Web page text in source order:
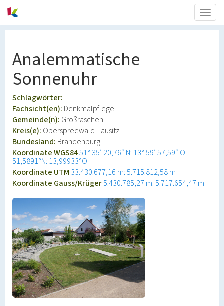
Analemmatische
Sonnenuhr
Schlagwörter:
Fachsicht(en): Denkmalpflege
Gemeinde(n): Großräschen
Kreis(e): Oberspreewald-Lausitz
Bundesland: Brandenburg
Koordinate WGS8451° 35′ 20,76″ N: 13° 59′ 57,59″ O
51,5891°N: 13,99933°O
Koordinate UTM 33.430.677,16 m: 5.715.812,58 m
Koordinate Gauss/Krüger5.430.785,27 m: 5.717.654,47 m